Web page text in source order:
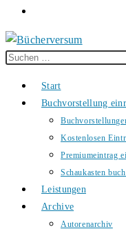
Diese
durchsuchen
Start
Buchvorstellung
Kostenlosen
Premiumeintrag
Schaukasten
Leistungen
Archive
Autorenarchiv